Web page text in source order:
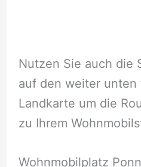
Nutzen Sie auch die
auf den weiter unten
Landkarte um die
zu Ihrem
Wohnmobilplatz